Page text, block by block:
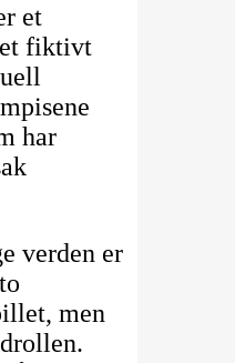
et
fiktivt
har
verden er
men